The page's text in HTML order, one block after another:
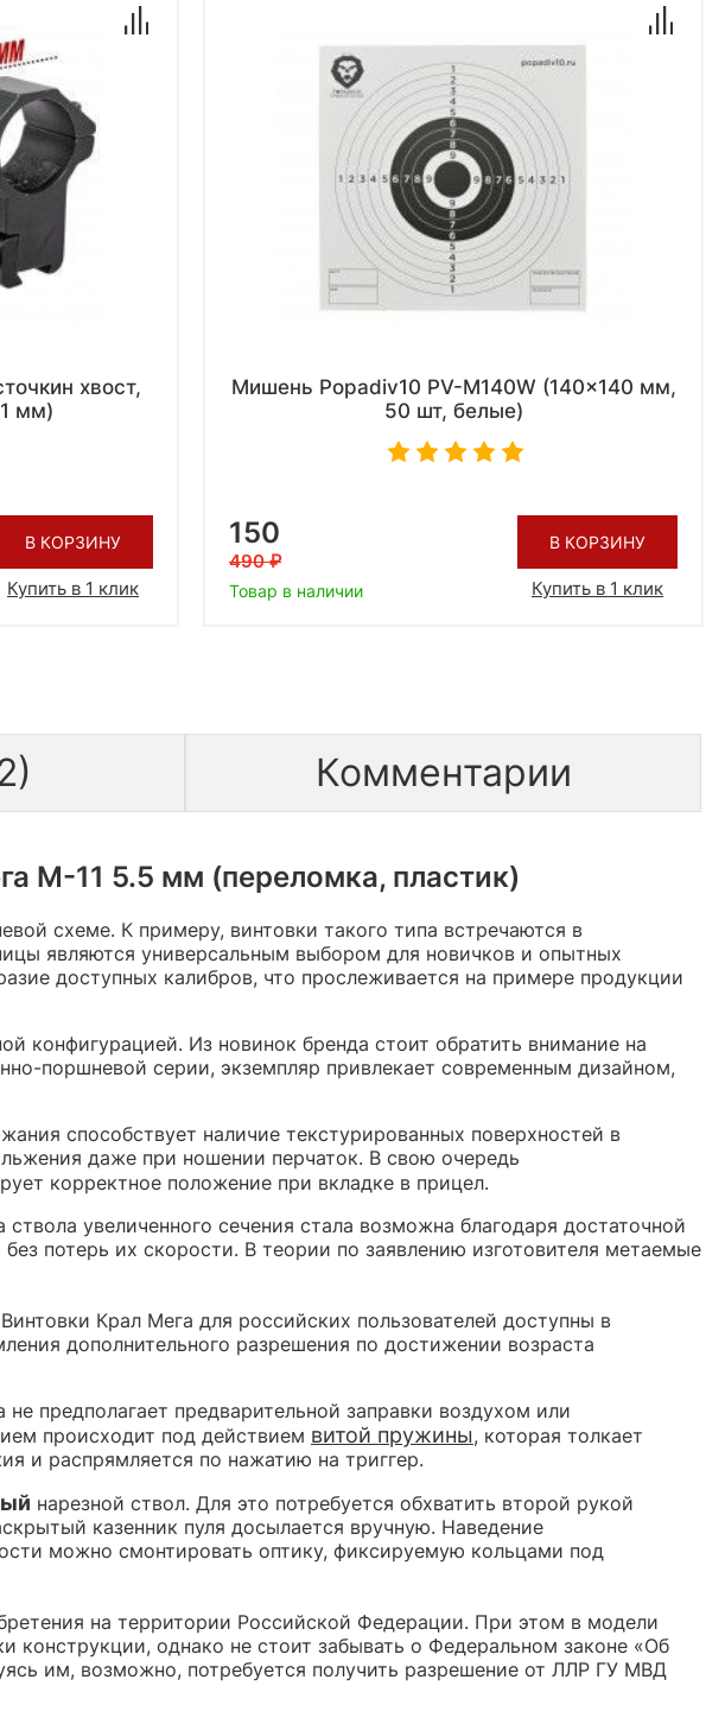
хвост,
мм)
В КОРЗИНУ
Купить в 1 клик
Мишень Popadiv10 PV-M140W (140x140 мм,
50 шт, белые)
150
490
Товар в наличии
В КОРЗИНУ
Купить в 1 клик
Комментарии
М-11 5.5 мм (переломка, пластик)
схеме. К примеру, винтовки такого типа встречаются в
являются универсальным выбором для новичков и опытных
доступных калибров, что прослеживается на примере продукции
конфигурацией. Из новинок бренда стоит обратить внимание на
поршневой серии, экземпляр привлекает современным дизайном,
способствует наличие текстурированных поверхностей в
даже при ношении перчаток. В свою очередь
корректное положение при вкладке в прицел.
увеличенного сечения стала возможна благодаря достаточной
потерь их скорости. В теории по заявлению изготовителя метаемые
Крал Мега для российских пользователей доступны в
дополнительного разрешения по достижении возраста
предполагает предварительной заправки воздухом или
происходит под действием витой пружины, которая толкает
и распрямляется по нажатию на триггер.
нарезной ствол. Для это потребуется обхватить второй рукой
казенник пуля досылается вручную. Наведение
можно смонтировать оптику, фиксируемую кольцами под
на территории Российской Федерации. При этом в модели
однако не стоит забывать о Федеральном законе «Об
им, возможно, потребуется получить разрешение от ЛЛР ГУ МВД